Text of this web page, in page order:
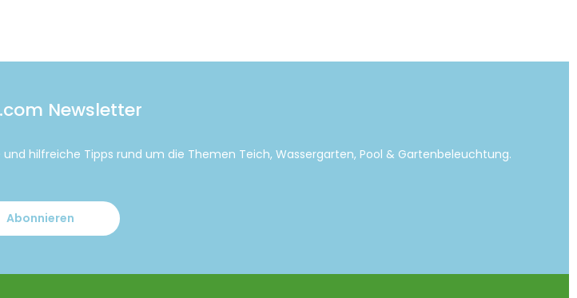
Newsletter
hilfreiche Tipps rund um die Themen Teich, Wassergarten, Pool & Gartenbeleuchtung.
Abonnieren